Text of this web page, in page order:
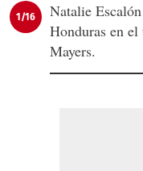
1/16
Natalie
Honduras en
Mayers.